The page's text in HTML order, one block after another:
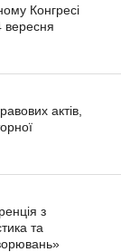
Конгресі
вересня
актів,
з
та